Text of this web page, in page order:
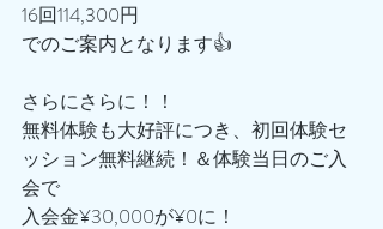
16回114,300円
でのご案内となります👍
さらにさらに！！
無料体験も大好評につき、初回体験セ
ッション無料継続！＆体験当日のご入
会で
入会金¥30,000が¥0に！